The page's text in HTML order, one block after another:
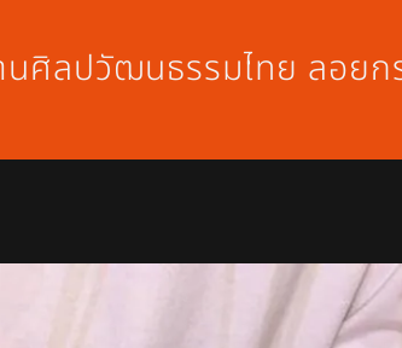
ศิลปวัฒนธรรมไทย ลอยก